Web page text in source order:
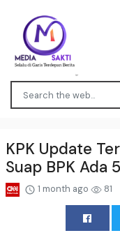
KPK Update
Suap BPK Ada
1 month ago 81